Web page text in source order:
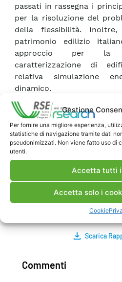
Gestione
Per fornire una migliore esperienza,
statistiche di navigazione tramite dati
pseudonimizzati. Non viene fatto uso di
utenti.
Accetta tutti
Accetta solo i
Cookie
passati in rassegna i
per la risoluzione del
della flessibilità.
patrimonio edilizio
approccio per la
caratterizzazione di
relativa simulazione
dinamico.
Tale studio rappresenta un
una valutazione della
elettrica di edifici
un’integrazione tra
Infine, viene riportato un
fine di indagare, dapprima,
e i possibili carichi
e, poi, a veicolare la
questi utenti ai servizi di
Scarica
Commenti